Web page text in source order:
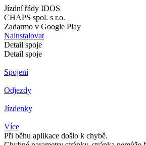
Jízdní řády IDOS
CHAPS spol. s r.o.
Zadarmo v Google Play
Nainstalovat
Detail spoje
Detail spoje
Spojení
Odjezdy
Jízdenky
Více
Při běhu aplikace došlo k chybě.